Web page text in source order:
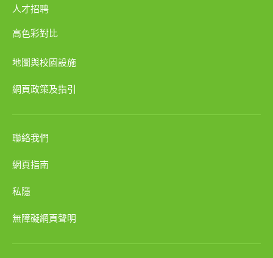
人才招聘
高色彩對比
地圖與校園設施
網頁政策及指引
聯絡我們
網頁指南
私隱
無障礙網頁聲明